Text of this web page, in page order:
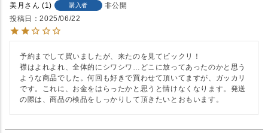
美月 1 購入者
非公開
投稿日
2025/06/22
予約までして買いましたが、来たのを見てビックリ！
襟はよれよれ、全体的にシワシワ…どこに放ってあったのかと思う
ような商品でした。何回も好きで買わせて頂いてますが、ガッカリ
です。これに、お金をはらったかと思うと情けなくなります。発送
の際は、商品の検品をしっかりして頂きたいとおもいます。